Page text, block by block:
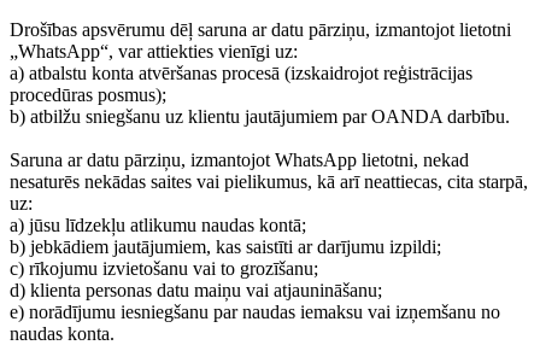
Drošības apsvērumu dēļ saruna ar datu pārziņu, izmantojot lietotni
„WhatsApp“, var attiekties vienīgi uz:
a) atbalstu konta atvēršanas procesā (izskaidrojot reģistrācijas
procedūras posmus);
b) atbilžu sniegšanu uz klientu jautājumiem par OANDA darbību.
Saruna ar datu pārziņu, izmantojot WhatsApp lietotni, nekad
nesaturēs nekādas saites vai pielikumus, kā arī neattiecas, cita starpā,
uz:
a) jūsu līdzekļu atlikumu naudas kontā;
b) jebkādiem jautājumiem, kas saistīti ar darījumu izpildi;
c) rīkojumu izvietošanu vai to grozīšanu;
d) klienta personas datu maiņu vai atjaunināšanu;
e) norādījumu iesniegšanu par naudas iemaksu vai izņemšanu no
naudas konta.